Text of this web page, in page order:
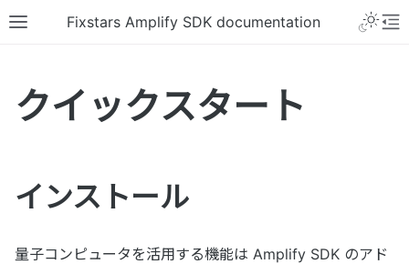
Fixstars Amplify SDK documentation
クイックスタート
インストール
量子コンピュータを活用する機能は Amplify SDK のアド